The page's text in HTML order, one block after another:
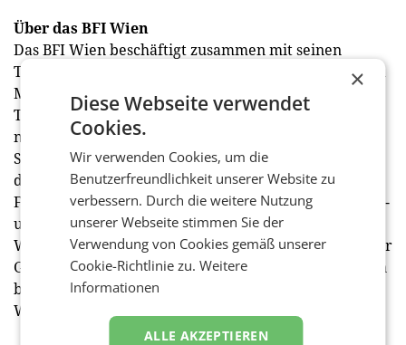
Über das BFI Wien
Das BFI Wien beschäftigt zusammen mit seinen
Tochterunternehmen rund 800 Mitarbeiterinnen und
Mitarbeiter sowie über 1.000 selbständige
Trainerinnen und Trainer. Gut 45.000 Menschen
nehmen jährlich an den Lehrgängen, Kursen und
Seminaren des Erwachsenenbildungsinstituts teil. Zu
den Tochterunternehmen des BFI Wien zählen die
Fachhochschule des BFI Wien mit ihren acht Bachelor-
und sechs Masterstudiengängen, die Schulen des BFI
Wien (HAK/HAS) und die gemeinnützige Job-TransFair
GmbH, die am Arbeitsmarkt benachteiligte Menschen
bei der Suche nach dem richtigen Job unterstützt.
Weitere Informationen zum BFI Wien:
×
Diese Webseite verwendet
Cookies.
Wir verwenden Cookies, um die
Benutzerfreundlichkeit unserer Website zu
verbessern. Durch die weitere Nutzung
unserer Webseite stimmen Sie der
Verwendung von Cookies gemäß unserer
Cookie-Richtlinie zu.Weitere
Informationen
ALLE AKZEPTIEREN